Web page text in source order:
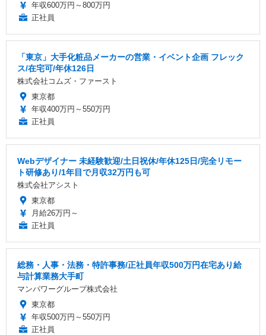
年収600万円～800万円
正社員
「東京」大手化粧品メーカーの営業・イベント企画 フレック
ス/在宅可/年休126日
株式会社コムズ・ファースト
東京都
年収400万円～550万円
正社員
Webデザイナー 未経験歓迎/土日祝休/年休125日/完全リモー
ト研修あり/1年目で月収32万円も可
株式会社アシスト
東京都
月給26万円～
正社員
総務・人事・法務・特許事務/正社員年収500万円在宅あり給
与計算業務大手町
マンパワーグループ株式会社
東京都
年収500万円～550万円
正社員